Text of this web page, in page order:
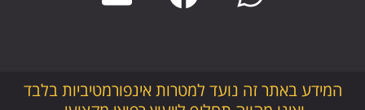
המידע באתר זה נועד למטרות אינפורמטיביות בלבד